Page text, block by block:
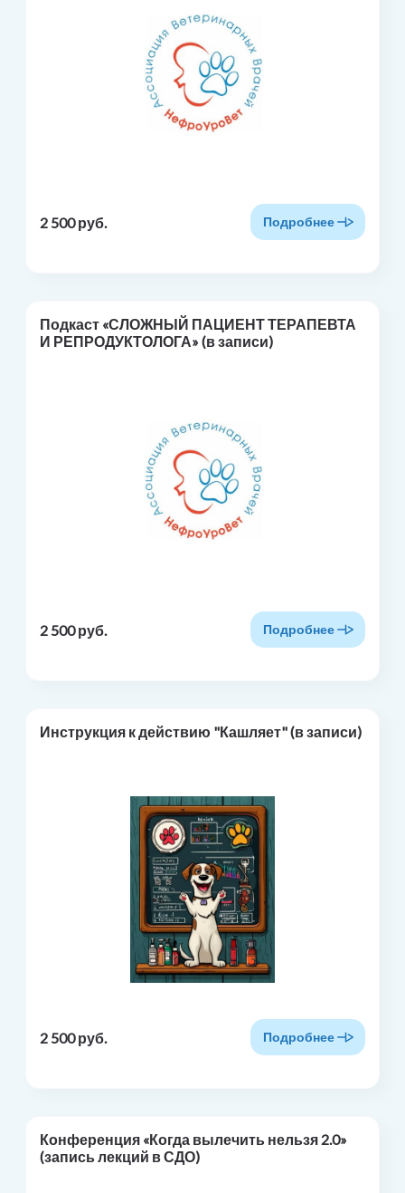
2 500 руб. Подробнее
Подкаст «СЛОЖНЫЙ ПАЦИЕНТ ТЕРАПЕВТА
И РЕПРОДУКТОЛОГА» (в записи)
2 500 руб. Подробнее
Инструкция к действию "Кашляет" (в записи)
2 500 руб. Подробнее
Конференция «Когда вылечить нельзя 2.0»
(запись лекций в СДО)